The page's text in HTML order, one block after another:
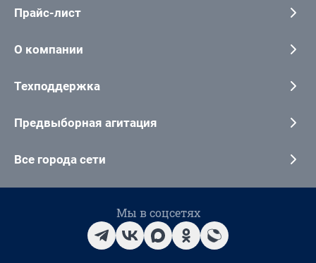
Прайс-лист
О компании
Техподдержка
Предвыборная агитация
Все города сети
Мы в соцсетях